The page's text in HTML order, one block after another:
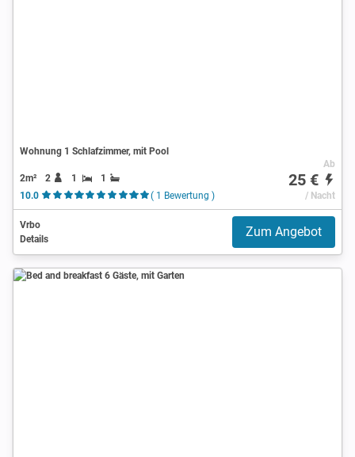
Wohnung 1 Schlafzimmer, mit Pool
2m² 2 1
1
10.0
( 1 Bewertung )
Ab
25 €
/ Nacht
Vrbo
Details
Zum Angebot